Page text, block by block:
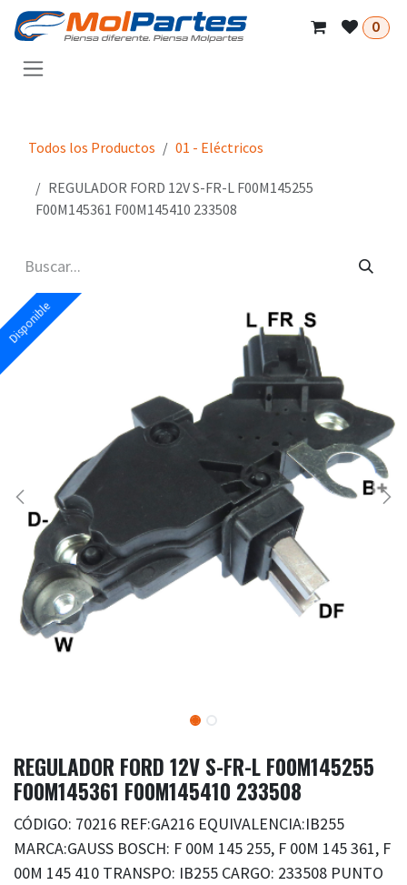
Ir al contenido
0
Todos los Productos 01 - Eléctricos
REGULADOR FORD 12V S-FR-L F00M145255
F00M145361 F00M145410 233508
Disponible
Disponible
REGULADOR FORD 12V S-FR-L F00M145255
F00M145361 F00M145410 233508
CÓDIGO: 70216 REF:GA216 EQUIVALENCIA:IB255
MARCA:GAUSS BOSCH: F 00M 145 255, F 00M 145 361, F
00M 145 410 TRANSPO: IB255 CARGO: 233508 PUNTO